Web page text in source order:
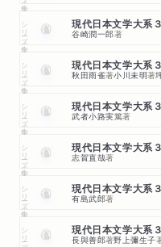
シリーズ・全集 現代日本文学大系
谷崎潤一郎著
シリーズ・全集 秋田雨雀著小川未明著
シリーズ・全集 現代日本文学大系
武者小路実篤著
シリーズ・全集 現代日本文学大系
志賀直哉著
シリーズ・全集 現代日本文学大系
有島武郎著
シリーズ・全集 現代日本文学大系
長與善郎著野上彌生子